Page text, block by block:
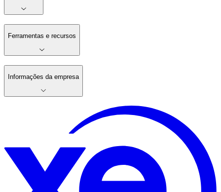
Ferramentas e recursos
Informações da empresa